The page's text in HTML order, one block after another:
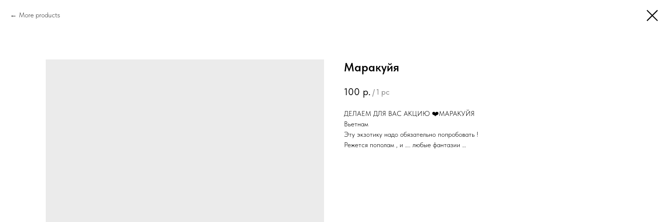
More products
Маракуйя
100 р. / 1 pc
ДЕЛАЕМ ДЛЯ ВАС АКЦИЮ ❤️МАРАКУЙЯ
Вьетнам
Эту экзотику надо обязательно попробовать !
Режется пополам , и …. любые фантазии …